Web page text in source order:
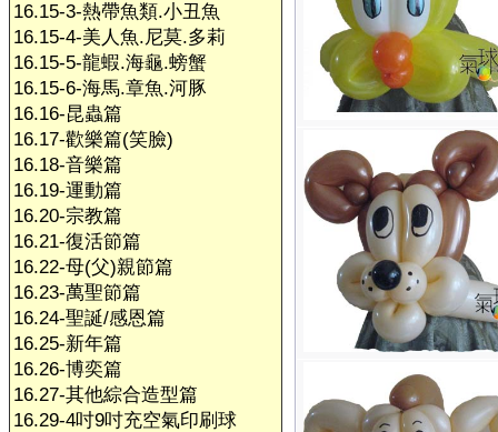
16.15-3-熱帶魚類.小丑魚
16.15-4-美人魚.尼莫.多莉
16.15-5-龍蝦.海龜.螃蟹
16.15-6-海馬.章魚.河豚
16.16-昆蟲篇
16.17-歡樂篇(笑臉)
16.18-音樂篇
16.19-運動篇
16.20-宗教篇
16.21-復活節篇
16.22-母(父)親節篇
16.23-萬聖節篇
16.24-聖誕/感恩篇
16.25-新年篇
16.26-博奕篇
16.27-其他綜合造型篇
16.29-4吋9吋充空氣印刷球